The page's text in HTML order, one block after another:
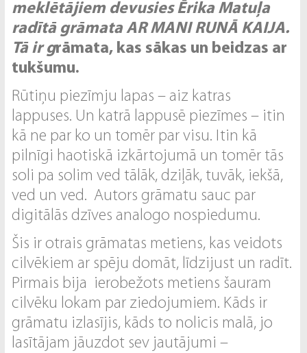
meklētājiem devusies Ērika Matuļa
radītā grāmata AR MANI RUNĀ KAIJA.
Tā ir grāmata, kas sākas un beidzas ar
tukšumu.
Rūtiņu piezīmju lapas – aiz katras
lappuses. Un katrā lappusē piezīmes – itin
kā ne par ko un tomēr par visu. Itin kā
pilnīgi haotiskā izkārtojumā un tomēr tās
soli pa solim ved tālāk, dziļāk, tuvāk, iekšā,
ved un ved. Autors grāmatu sauc par
digitālās dzīves analogo nospiedumu.
Šis ir otrais grāmatas metiens, kas veidots
cilvēkiem ar spēju domāt, līdzijust un radīt.
Pirmais bija ierobežots metiens šauram
cilvēku lokam par ziedojumiem. Kāds ir
grāmatu izlasījis, kāds to nolicis malā, jo
lasītājam jāuzdot sev jautājumi –